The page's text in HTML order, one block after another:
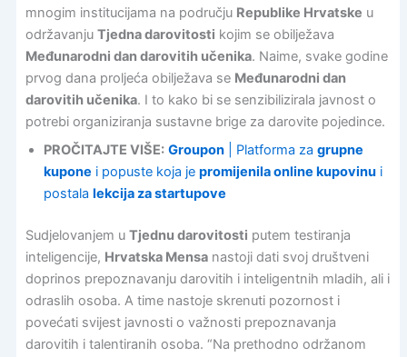
mnogim institucijama na području Republike Hrvatske u
održavanju Tjedna darovitosti kojim se obilježava
Međunarodni dan darovitih učenika. Naime, svake godine
prvog dana proljeća obilježava se Međunarodni dan
darovitih učenika. I to kako bi se senzibilizirala javnost o
potrebi organiziranja sustavne brige za darovite pojedince.
PROČITAJTE VIŠE: Groupon| Platforma za grupne
kupone i popuste koja je promijenila online kupovinui
postala lekcija za startupove
Sudjelovanjem u Tjednu darovitosti putem testiranja
inteligencije, Hrvatska Mensanastoji dati svoj društveni
doprinos prepoznavanju darovitih i inteligentnih mladih, ali i
odraslih osoba. A time nastoje skrenuti pozornost i
povećati svijest javnosti o važnosti prepoznavanja
darovitih i talentiranih osoba. “Na prethodno održanom